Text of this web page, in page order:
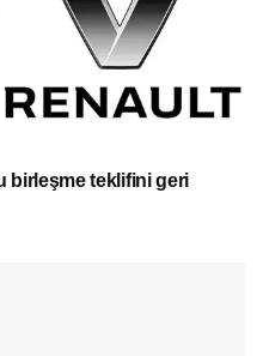
birleşme teklifini geri